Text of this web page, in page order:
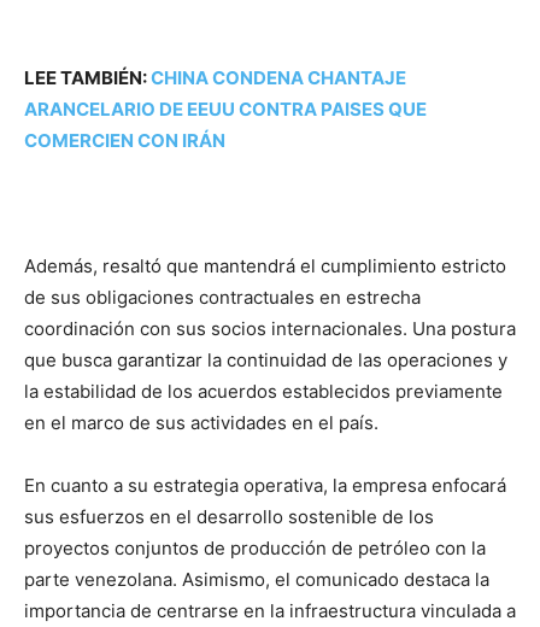
LEE TAMBIÉN:CHINA CONDENA CHANTAJE
ARANCELARIO DE EEUU CONTRA PAISES QUE
COMERCIEN CON IRÁN
Además, resaltó que mantendrá el cumplimiento estricto
de sus obligaciones contractuales en estrecha
coordinación con sus socios internacionales. Una postura
que busca garantizar la continuidad de las operaciones y
la estabilidad de los acuerdos establecidos previamente
en el marco de sus actividades en el país.
En cuanto a su estrategia operativa, la empresa enfocará
sus esfuerzos en el desarrollo sostenible de los
proyectos conjuntos de producción de petróleo con la
parte venezolana. Asimismo, el comunicado destaca la
importancia de centrarse en la infraestructura vinculada a